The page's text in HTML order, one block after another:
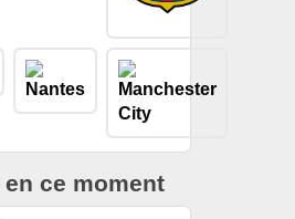
ce moment